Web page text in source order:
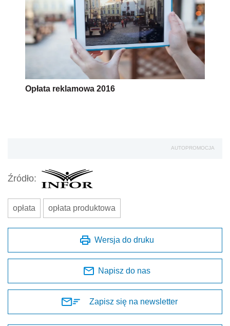
Opłata reklamowa 2016
AUTOPROMOCJA
Źródło:
opłata opłata produktowa
Wersja do druku
Napisz do nas
Zapisz się na newsletter